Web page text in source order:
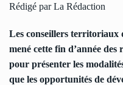
Rédigé par La Rédaction
Les conseillers territoriaux
mené cette fin d’année
pour présenter les
que les opportunités de